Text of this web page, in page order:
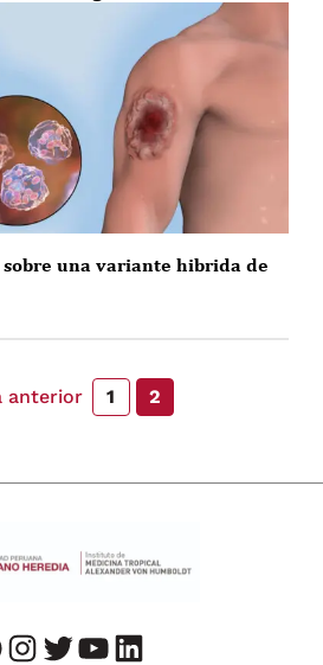
sobre una variante hibrida de
anterior 1 2
instagram twitter youtube LinkedIn